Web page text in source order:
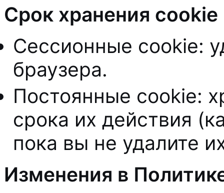
Срок хранения cookie
Сессионные cookie:
браузера.
Постоянные cookie:
срока их действия
пока вы не удалите
Изменения в